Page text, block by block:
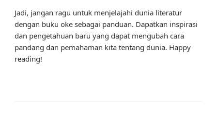
Jadi, jangan ragu untuk menjelajahi dunia literatur
dengan buku oke sebagai panduan. Dapatkan inspirasi
dan pengetahuan baru yang dapat mengubah cara
pandang dan pemahaman kita tentang dunia. Happy
reading!